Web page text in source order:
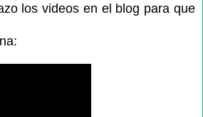
los videos en el blog para que